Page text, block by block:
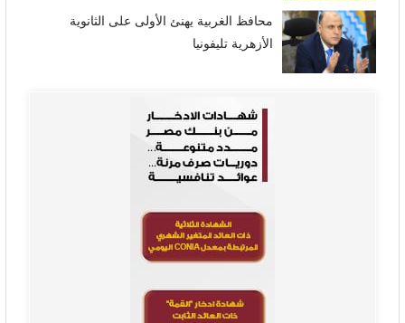
محافظ الغربية يهنئ الأولى على الثانوية
الأزهرية تليفونيا